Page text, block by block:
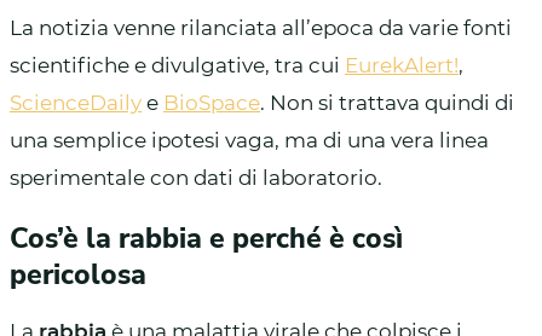
La notizia venne rilanciata all’epoca da varie fonti
scientifiche e divulgative, tra cui EurekAlert!,
ScienceDaily e BioSpace. Non si trattava quindi di
una semplice ipotesi vaga, ma di una vera linea
sperimentale con dati di laboratorio.
Cos’è la rabbia e perché è così
pericolosa
La rabbia è una malattia virale che colpisce i